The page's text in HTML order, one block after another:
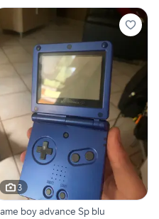
3
boy advance Sp blu